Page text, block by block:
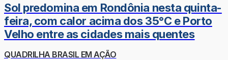
Sol predomina em Rondônia nesta quinta-
feira, com calor acima dos 35°C e Porto
Velho entre as cidades mais quentes
QUADRILHA BRASIL EM AÇÃO